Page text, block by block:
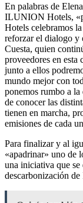
En palabras de
ILUNION Hotels,
Hotels celebramos
reforzar el dialogo y
Cuesta, quien
proveedores en esta
junto a ellos
mundo mejor con
ponemos rumbo a
de conocer las
tienen en marcha,
emisiones de cada
Para finalizar y al
«apadrinar» uno de
una iniciativa que
descarbonización